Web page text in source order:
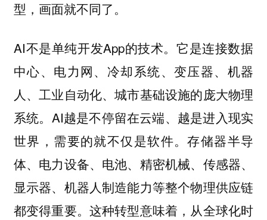
型，画面就不同了。
AI不是单纯开发App的技术。它是连接数据
中心、电力网、冷却系统、变压器、机器
人、工业自动化、城市基础设施的庞大物理
系统。AI越是不停留在云端、越是进入现实
世界，需要的就不仅是软件。存储器半导
体、电力设备、电池、精密机械、传感器、
显示器、机器人制造能力等整个物理供应链
都变得重要。这种转型意味着，从全球化时